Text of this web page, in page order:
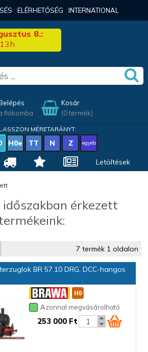
ELÉRHETŐSÉG INTERNATIONAL
8.:
fiókomba
Kosár
(0 termék)
MÉRETARÁNYT:
H0e TT N Z egyéb
Letöltések
érkezett
7 termék 1 oldalon
BR 57.10 DRG, DCC-hangos
Azonnal megvásárolható
253 000 Ft